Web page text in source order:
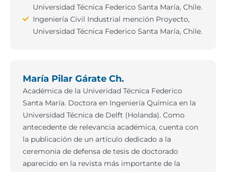
Universidad Técnica Federico Santa María, Chile.
Ingeniería Civil Industrial mención Proyecto,
Universidad Técnica Federico Santa María, Chile.
María Pilar Gárate Ch.
Académica de la Univeridad Técnica Federico
Santa María. Doctora en Ingeniería Química en la
Universidad Técnica de Delft (Holanda). Como
antecedente de relevancia académica, cuenta con
la publicación de un artículo dedicado a la
ceremonia de defensa de tesis de doctorado
aparecido en la revista más importante de la